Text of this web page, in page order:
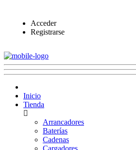
Acceder
Registrarse
Inicio
Tienda
Arrancadores
Baterías
Cadenas
Cargadores